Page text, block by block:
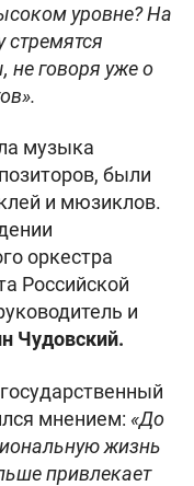
уровне? На
стремятся
не говоря уже о
музыка
были
и мюзиклов.
оркестра
Российской
и
Чудовский.
мнением: «До
жизнь
привлекает